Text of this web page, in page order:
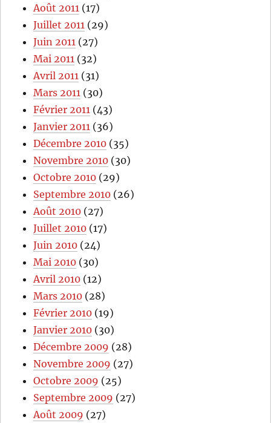
Août 2011 (17)
Juillet 2011 (29)
Juin 2011 (27)
Mai 2011 (32)
Avril 2011 (31)
Mars 2011 (30)
Février 2011 (43)
Janvier 2011 (36)
Décembre 2010 (35)
Novembre 2010 (30)
Octobre 2010 (29)
Septembre 2010 (26)
Août 2010 (27)
Juillet 2010 (17)
Juin 2010 (24)
Mai 2010 (30)
Avril 2010 (12)
Mars 2010 (28)
Février 2010 (19)
Janvier 2010 (30)
Décembre 2009 (28)
Novembre 2009 (27)
Octobre 2009 (25)
Septembre 2009 (27)
Août 2009 (27)